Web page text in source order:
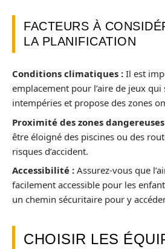
FACTEURS À
LA PLANIFICATION
Conditions climatiques : Il est
emplacement pour l’aire de jeux qui
intempéries et propose des zones
Proximité des zones
être éloigné des piscines ou des
risques d’accident.
Accessibilité : Assurez-vous que
facilement accessible pour les
un chemin sécuritaire pour y
CHOISIR LES